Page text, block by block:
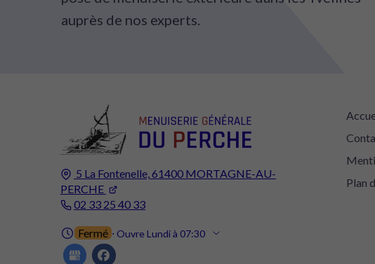
auprès de nos experts.
5 La Fontenelle, 61400 MORTAGNE-AU-
PERCHE
02 33 25 40 33
Fermé ⋅ Ouvre Lundi à 07:30
Plan